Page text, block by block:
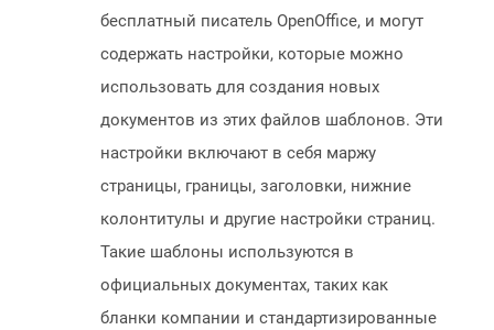
бесплатный писатель OpenOffice, и могут
содержать настройки, которые можно
использовать для создания новых
документов из этих файлов шаблонов. Эти
настройки включают в себя маржу
страницы, границы, заголовки, нижние
колонтитулы и другие настройки страниц.
Такие шаблоны используются в
официальных документах, таких как
бланки компании и стандартизированные